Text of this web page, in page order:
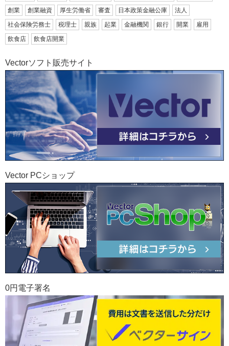
創業
創業融資 厚生労働省 審査 日本政策金融公庫
法人
社会保険労務士
税理士 親族 起業 金融機関 銀行 開業
雇用
飲食店
飲食店開業
Vectorソフト販売サイト
Vector PCショップ
0円電子署名